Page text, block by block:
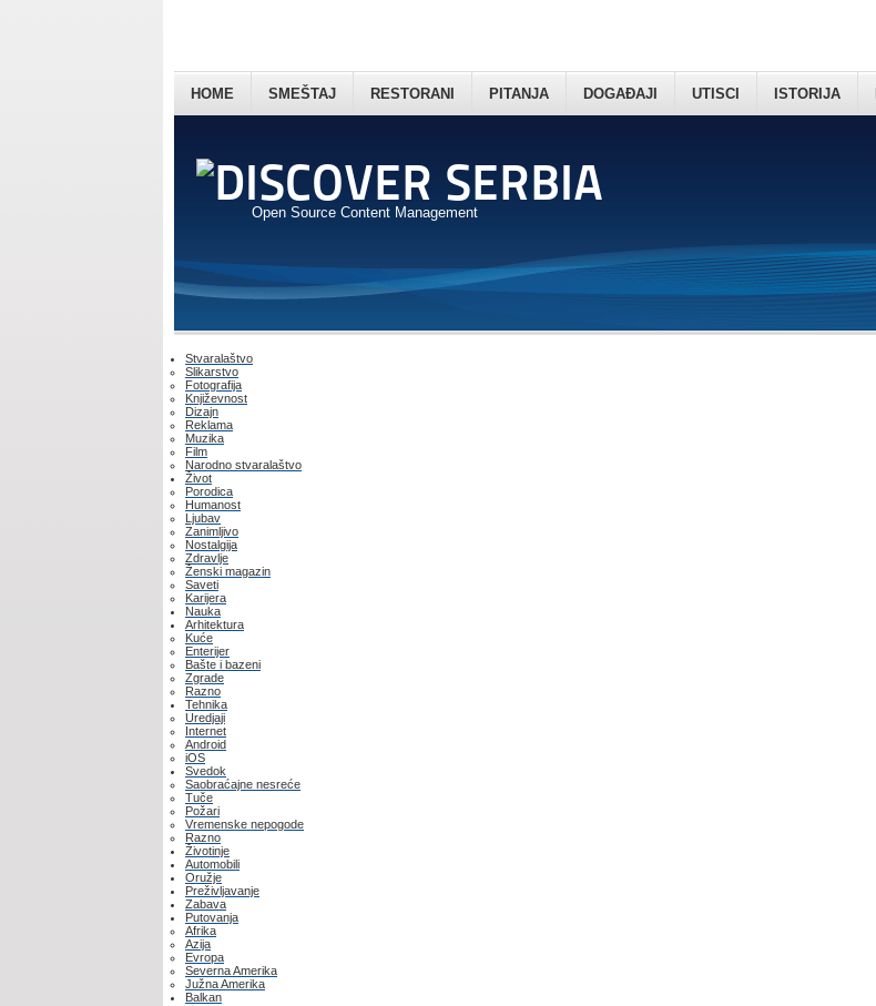
Open Source Content Management
HOME SMEŠTAJ RESTORANI PITANJA DOGAĐAJI UTISCI ISTORIJA
Stvaralaštvo
Slikarstvo
Fotografija
Književnost
Dizajn
Reklama
Muzika
Film
Narodno stvaralaštvo
Život
Porodica
Humanost
Ljubav
Zanimljivo
Nostalgija
Zdravlje
Ženski magazin
Saveti
Karijera
Nauka
Arhitektura
Kuće
Enterijer
Bašte i bazeni
Zgrade
Razno
Tehnika
Uredjaji
Internet
Android
iOS
Svedok
Saobraćajne nesreće
Tuče
Požari
Vremenske nepogode
Razno
Životinje
Automobili
Oružje
Preživljavanje
Zabava
Putovanja
Afrika
Azija
Evropa
Severna Amerika
Južna Amerika
Balkan